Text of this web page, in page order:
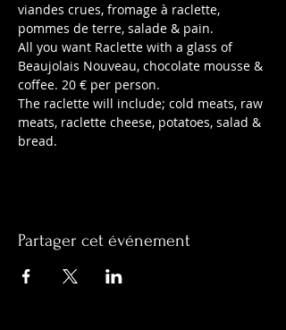
viandes crues, fromage à raclette,
pommes de terre, salade & pain.
All you want Raclette with a glass of
Beaujolais Nouveau, chocolate mousse &
coffee. 20 € per person.
The raclette will include; cold meats, raw
meats, raclette cheese, potatoes, salad &
bread.
Partager cet événement